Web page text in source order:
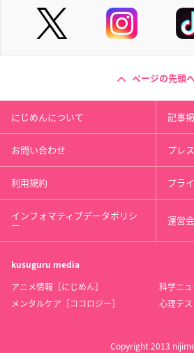
ページの先頭
にじめんについて 記事
お問い合わせ プレ
利用規約 プラ
インフォマティブデータポリシ
ー 運営
kusuguru media
アニメ情報［にじめん］
科学ニュ
メンタルケア［ココロジー］
心理テス
Copyright 2013